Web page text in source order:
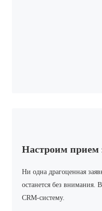
Настроим прием
Ни одна драгоценная
останется без внимания.
CRM-систему.